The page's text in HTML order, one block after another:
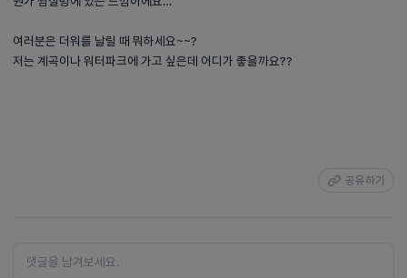
여러분은 더워를 날릴 때 뭐하세요~~?
저는 계곡이나 워터파크에 가고 싶은데 어디가 좋을까요??
공유하기